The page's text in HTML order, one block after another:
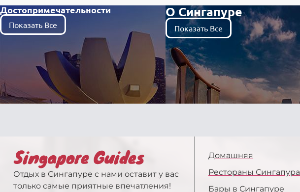
Достопримечательности
Показать Все
О Сингапуре
Показать Все
Отдых в Сингапуре с нами оставит у вас
только самые приятные впечатления!
Домашняя
Рестораны Сингапура
Бары в Сингапуре